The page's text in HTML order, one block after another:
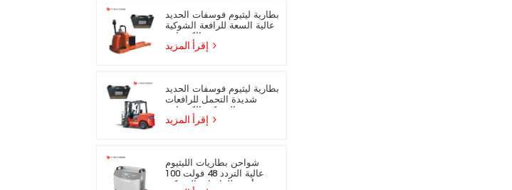
بطارية ليثيوم فوسفات الحديد
عالية السعة للرافعة الشوكية
بطارية ليثيوم فوسفات الحديد
شديدة التحمل للرافعات
شواحن بطاريات الليثيوم
عالية التردد 48 فولت 100
أمبير للرافعات الشوكية